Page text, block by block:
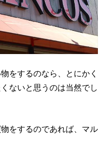
をするのなら、とにかく
ないと思うのは当然でし
をするのであれば、マル